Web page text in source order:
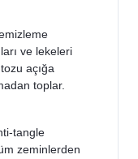
ve lekeleri
açığa
toplar.
tangle
zeminlerden